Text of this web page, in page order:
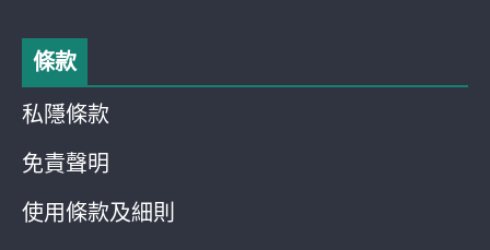
條款
私隱條款
免責聲明
使用條款及細則